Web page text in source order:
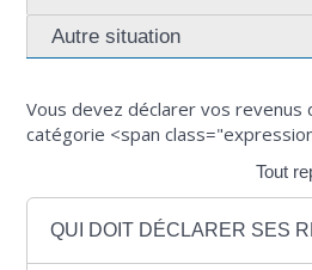
Autre situation
Vous devez déclarer vos revenus
catégorie <span
Tout
QUI DOIT DÉCLARER SES